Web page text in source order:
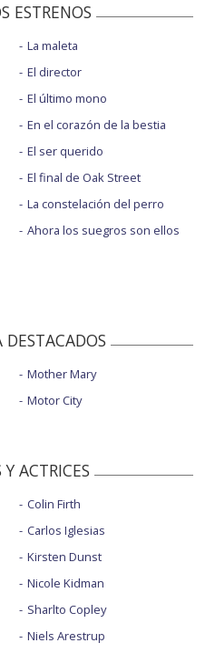
ESTRENOS
La maleta
El director
El último mono
En el corazón de la bestia
El ser querido
El final de Oak Street
La constelación del perro
Ahora los suegros son ellos
DESTACADOS
Mother Mary
Motor City
ACTRICES
Colin Firth
Carlos Iglesias
Kirsten Dunst
Nicole Kidman
Sharlto Copley
Niels Arestrup